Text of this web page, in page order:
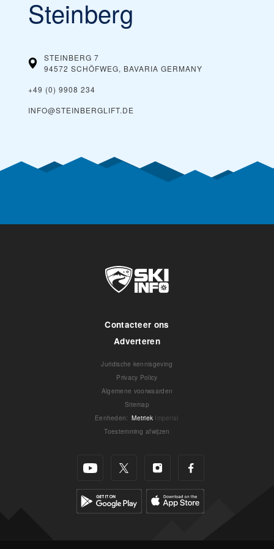
Steinberg
STEINBERG 7
94572 SCHÖFWEG, BAVARIA GERMANY
+49 (0) 9908 234
INFO@STEINBERGLIFT.DE
Contacteer ons
Adverteren
Juridische kennisgeving
Privacy Policy
Algemene voorwaarden
Sitemap
Eenheden: Metriek Imperial
Toestemming afwijzen